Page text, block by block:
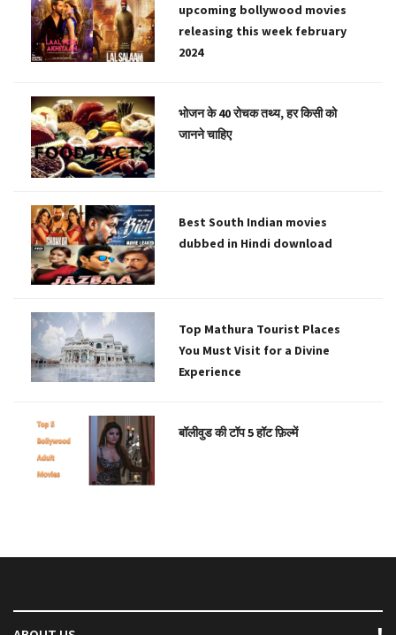
upcoming bollywood movies
releasing this week february
2024
भोजन के 40 रोचक तथ्य, हर किसी को
जानने चाहिए
Best South Indian movies
dubbed in Hindi download
Top Mathura Tourist Places
You Must Visit for a Divine
Experience
बॉलीवुड की टॉप 5 हॉट फ़िल्में